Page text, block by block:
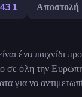
Αποστολή
ένα παιχνίδι
σε όλη την
για να